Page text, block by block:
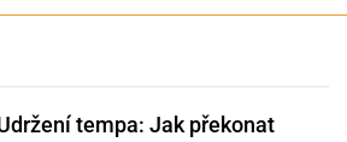
tempa: Jak překonat